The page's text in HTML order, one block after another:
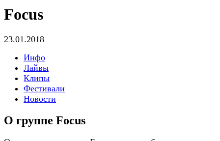
Focus
23.01.2018
Инфо
Лайвы
Клипы
Фестивали
Новости
О группе Focus